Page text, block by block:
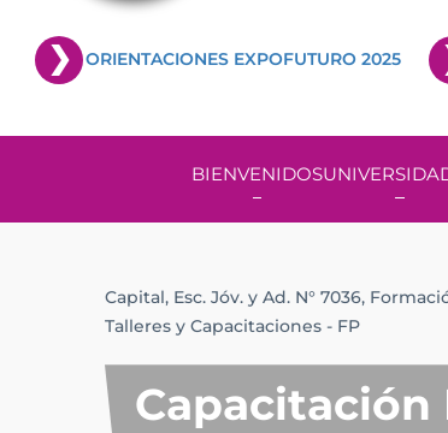
ORIENTACIONES EXPOFUTURO 2025
BIENVENIDOS
Capital, Esc. Jóv. y Ad. N° 7036,
Talleres y Capacitaciones - FP
Capacitación